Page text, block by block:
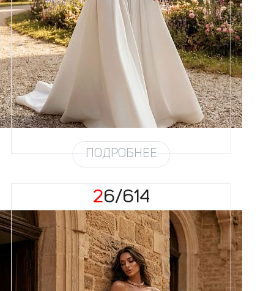
Размеры
42, 44, 46, 48, 50, 52, 54, 56,
Цвет
Айвори
Силуэт
Пышный
Кружево
Жемчуг
Юбка
Атлас плотный 4,5 метра +
Шлейф
Возможен
ПОДРОБНЕЕ
26/614